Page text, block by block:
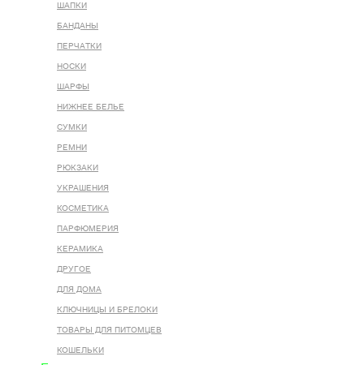
ШАПКИ
БАНДАНЫ
ПЕРЧАТКИ
НОСКИ
ШАРФЫ
НИЖНЕЕ БЕЛЬЕ
СУМКИ
РЕМНИ
РЮКЗАКИ
УКРАШЕНИЯ
КОСМЕТИКА
ПАРФЮМЕРИЯ
КЕРАМИКА
ДРУГОЕ
ДЛЯ ДОМА
КЛЮЧНИЦЫ И БРЕЛОКИ
ТОВАРЫ ДЛЯ ПИТОМЦЕВ
КОШЕЛЬКИ